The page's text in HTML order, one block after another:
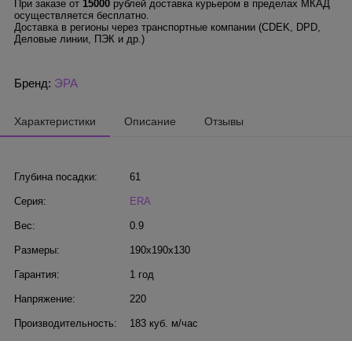
При заказе от 15000 рублей доставка курьером в пределах МКАД
осуществляется бесплатно.
Доставка в регионы через транспортные компании (CDEK, DPD,
Деловые линии, ПЭК и др.)
Бренд: ЭРА
Характеристики Описание Отзывы
Глубина посадки: 61
Серия: ERA
Вес: 0.9
Размеры: 190x190x130
Гарантия: 1 год
Напряжение: 220
Производительность: 183 куб. м/час